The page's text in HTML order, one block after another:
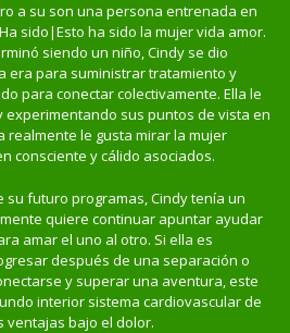
a su son una persona entrenada en
sido|Esto ha sido la mujer vida amor.
siendo un niño, Cindy se dio
era para suministrar tratamiento y
para conectar colectivamente. Ella le
experimentando sus puntos de vista en
realmente le gusta mirar la mujer
consciente y cálido asociados.
su futuro programas, Cindy tenía un
quiere continuar apuntar ayudar
amar el uno al otro. Si ella es
después de una separación o
y superar una aventura, este
interior sistema cardiovascular de
ventajas bajo el dolor.